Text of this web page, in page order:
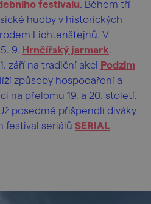
festivalu. Během tří
hudby v historických
Lichtenštejnů. V
9. Hrnčířský jarmark.
září na tradiční akci Podzim
způsoby hospodaření a
na přelomu 19. a 20. století.
posedmé přišpendlí diváky
festival seriálů SERIAL